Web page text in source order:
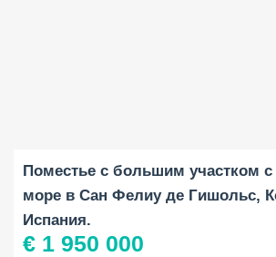
Поместье с большим участком
море в Сан Фелиу де Гишольс,
Испания.
€ 1 950 000